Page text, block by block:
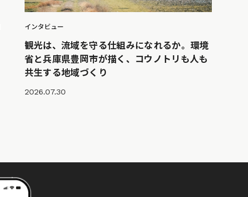
インタビュー
観光は、流域を守る仕組みになれるか。環境
省と兵庫県豊岡市が描く、コウノトリも人も
共生する地域づくり
2026.07.30